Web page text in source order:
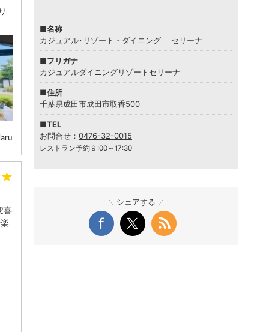
★
喜
■名称
カジュアル･リゾート・ダイニング セリーナ
■フリガナ
カジュアルダイニングリゾートセリーナ
■住所
千葉県成田市成田市取香500
■TEL
お問合せ： 0476-32-0015
レストラン予約９:00～17:30
シェアする